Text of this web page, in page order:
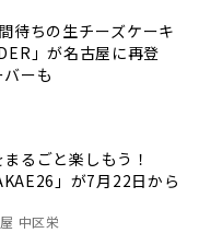
待ちの生チーズケーキ
」が名古屋に再登
ーも
るごと楽しもう！
」が7月22日から
中区栄